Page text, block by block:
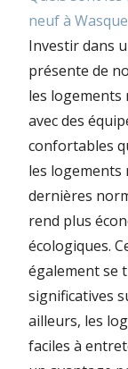
neuf à
Investir dans
présente de
les logements
avec des
confortables
les
dernières
rend plus
écologiques.
également se
significatives
ailleurs, les
faciles à